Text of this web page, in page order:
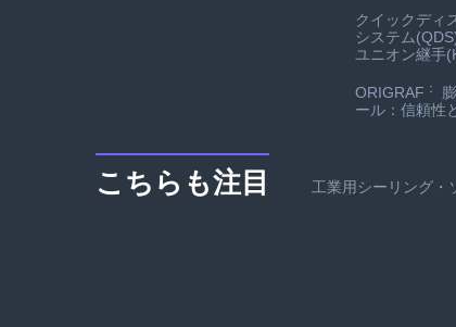
クイックディ
システム
ユニオン継手
ORIGRAF ：
ール：信頼性
こちらも注目 工業用シーリング・